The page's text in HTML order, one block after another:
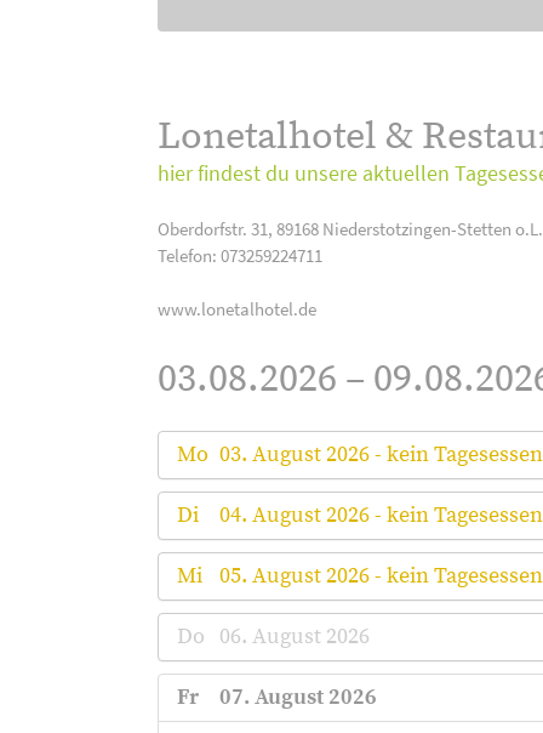
Lonetalhotel &
hier findest du unsere aktuellen
Oberdorfstr. 31, 89168 Niederstotzingen-Stetten o.L.
Telefon: 073259224711
www.lonetalhotel.de
03.08.2026 –
Mo 03. August 2026 - kein Tagesessen
Di 04. August 2026 - kein Tagesessen
Mi 05. August 2026 - kein Tagesessen
Do 06. August 2026
Fr
07. August 2026